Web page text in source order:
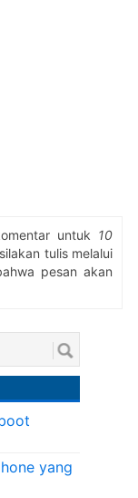
untuk 10
tulis melalui
pesan akan
yang